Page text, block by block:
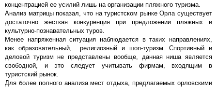
концентрацией ее усилий лишь на организации пляжного туризма.
Анализ матрицы показал, что на туристском рынке Орла существует
достаточно жесткая конкуренция при предложении пляжных и
культурно-познавательных туров.
Менее напряженная ситуация наблюдается в таких направлениях,
как образовательный, религиозный и шоп-туризм. Спортивный и
деловой туризм не представлены вообще, данная ниша является
свободной, и это следует учитывать фирмам, входящим в
туристский рынок.
Для более полного анализа мест отдыха, предлагаемых орловскими